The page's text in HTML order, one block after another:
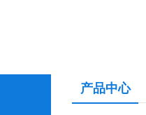
产品中心